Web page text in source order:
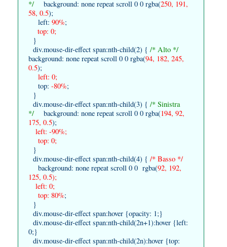
*/ background: none repeat scroll 0 0 rgba(250, 191,
58, 0.5);
left: 90%;
top: 0;
}
div.mouse-dir-effect span:nth-child(2) { /* Alto */
background: none repeat scroll 0 0 rgba(94, 182, 245,
0.5);
left: 0;
top: -80%;
}
div.mouse-dir-effect span:nth-child(3) { /* Sinistra
*/ background: none repeat scroll 0 0 rgba(194, 92,
175, 0.5);
left: -90%;
top: 0;
}
div.mouse-dir-effect span:nth-child(4) { /* Basso */
background: none repeat scroll 0 0 rgba(92, 192,
125, 0.5);
left: 0;
top: 80%;
}
div.mouse-dir-effect span:hover {opacity: 1;}
div.mouse-dir-effect span:nth-child(2n+1):hover {left:
0;}
div.mouse-dir-effect span:nth-child(2n):hover {top: